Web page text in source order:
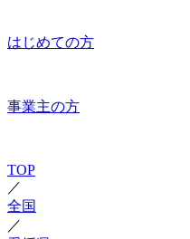
はじめての方
事業主の方
TOP
／
全国
／